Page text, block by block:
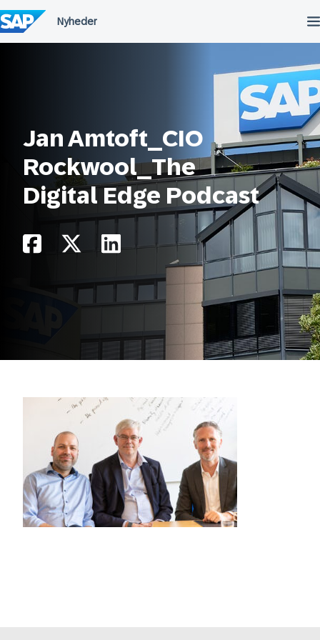
til
indholdet
Jan Amtoft_CIO
Rockwool_The
Digital Edge Podcast